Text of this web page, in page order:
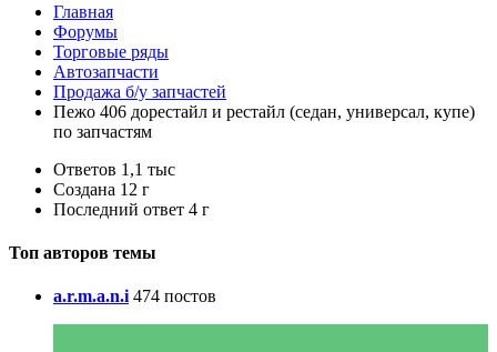
Главная
Форумы
Торговые ряды
Автозапчасти
Продажа б/у запчастей
Пежо 406 дорестайл и рестайл (седан, универсал, купе)
по запчастям
Ответов 1,1 тыс
Создана 12 г
Последний ответ 4 г
Топ авторов темы
a.r.m.a.n.i 474 постов